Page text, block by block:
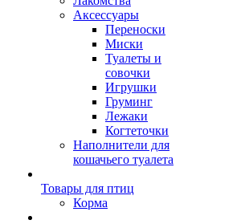
Аксессуары
Переноски
Миски
Туалеты и
совочки
Игрушки
Груминг
Лежаки
Когтеточки
Наполнители для
кошачьего туалета
Товары для птиц
Корма